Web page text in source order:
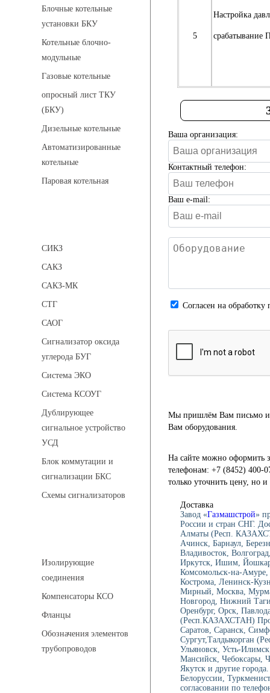
Блочные котельные
установки БКУ
Котельные блочно-
модульные
Газовые котельные
опросный лист ТКУ
(БКУ)
Дизельные котельные
Автоматизированные
котельные
Паровая котельная
СИКЗ
САКЗ
САКЗ-МК
СТГ
САОГ
Сигнализатор оксида
углерода БУГ
Система ЭКО
Система КСОУГ
Дублирующее
сигнальное устройство
УСД
Блок коммутации и
сигнализации БКС
Схемы сигнализаторов
Изолирующие
соединения
Компенсаторы КСО
Фланцы
Обозначения элементов
трубопроводов
5
Настройка
срабатывание
Ваша организация:
Контактный телефон:
Ваш e-mail:
Cогласен на
Мы пришлём Вам письмо и
Вам оборудования.
На сайте можно оформить
телефонам: +7 (8452) 400-
только уточнить цену, но
Доставка
Завод «Газмашстрой»
России и стран СНГ.
Алматы (Респ.
Ачинск, Барнаул,
Владивосток,
Иркутск, Ишим,
Комсомольск-на-
Кострома, Ленинск-
Мирный, Москва,
Новгород, Нижний
Оренбург, Орск,
(Респ.КАЗАХСТАН)
Саратов, Саранск,
Сургут,Талдыкорган
Ульяновск, Усть-
Мансийск, Чебоксары,
Якутск и другие
Белоруссии,
согласовании по